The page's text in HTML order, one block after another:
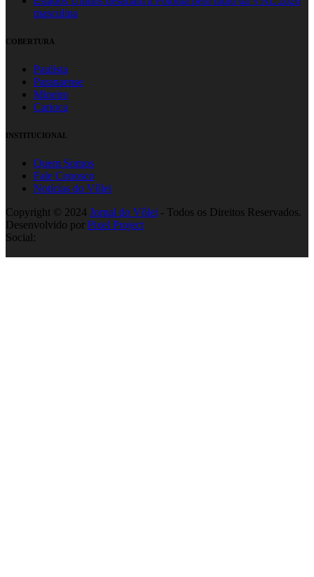
masculina
COBERTURA
Paulista
Paranaense
Mineiro
Carioca
INSTITUCIONAL
Quem Somos
Fale Conosco
Notícias do Vôlei
Copyright © 2024 Jornal do Vôlei - Todos os Direitos Reservados.
Desenvolvido por Pixel Project
Social: